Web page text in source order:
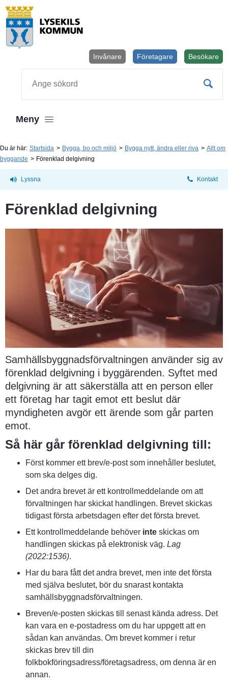
Besökare
Företagare
Invånare
Meny
Du är här: Startsida Bygga, bo och miljö Bygga nytt, ändra eller riva
Allt om
byggande
Förenklad delgivning
Lyssna Kontakt
Förenklad delgivning
Samhällsbyggnadsförvaltningen använder sig av
förenklad delgivning i byggärenden. Syftet med
delgivning är att säkerställa att en person eller
ett företag har tagit emot ett beslut där
myndigheten avgör ett ärende som går parten
emot.
Så här går förenklad delgivning till:
Först kommer ett brev/e-post som innehåller beslutet,
som ska delges dig.
Det andra brevet är ett kontrollmeddelande om att
förvaltningen har skickat handlingen. Brevet skickas
tidigast första arbetsdagen efter det första brevet.
Ett kontrollmeddelande behöver inte skickas om
handlingen skickas på elektronisk väg. Lag
(2022:1536).
Har du bara fått det andra brevet, men inte det första
med själva beslutet, bör du snarast kontakta
samhällsbyggnadsförvaltningen.
Breven/e-posten skickas till senast kända adress. Det
kan vara en e-postadress om du har uppgett att en
sådan kan användas. Om brevet kommer i retur
skickas brev till din
folkbokföringsadress/företagsadress, om denna är en
annan.